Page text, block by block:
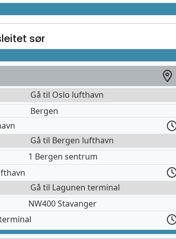
sør
Gå til Oslo lufthavn
Bergen
Gå til Bergen lufthavn
1 Bergen sentrum
Gå til Lagunen terminal
NW400 Stavanger